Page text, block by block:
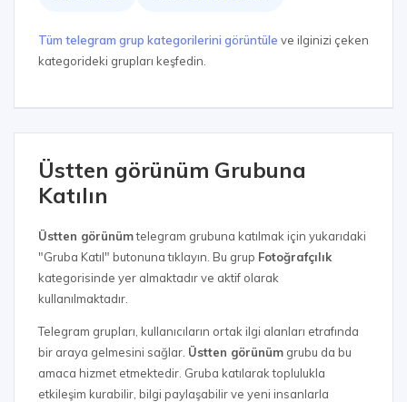
Tüm telegram grup kategorilerini görüntüle ve ilginizi çeken
kategorideki grupları keşfedin.
Üstten görünüm Grubuna
Katılın
Üstten görünümtelegram grubuna katılmak için yukarıdaki
"Gruba Katıl" butonuna tıklayın. Bu grup Fotoğrafçılık
kategorisinde yer almaktadır ve aktif olarak
kullanılmaktadır.
Telegram grupları, kullanıcıların ortak ilgi alanları etrafında
bir araya gelmesini sağlar. Üstten görünüm grubu da bu
amaca hizmet etmektedir. Gruba katılarak toplulukla
etkileşim kurabilir, bilgi paylaşabilir ve yeni insanlarla